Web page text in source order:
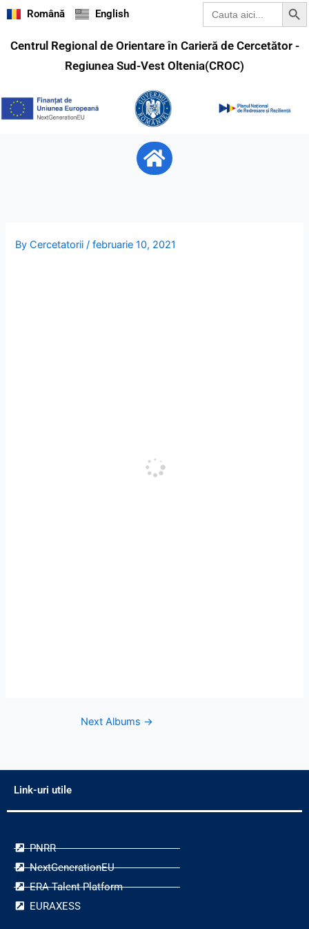
Skip
content
Română English
Search
for:
Centrul Regional de Orientare în Carieră de Cercetător -
Regiunea Sud-Vest Oltenia(CROC)
Menu
ByCercetatorii/februarie 10, 2021
Next Albums →
Link-uri utile
PNRR
NextGenerationEU
ERA Talent Platform
EURAXESS